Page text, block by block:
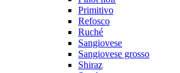
Primitivo
Refosco
Ruché
Sangiovese
Sangiovese grosso
Shiraz